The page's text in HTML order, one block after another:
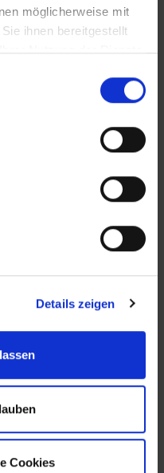
möglicherweise mit
ihnen bereitgestellt
Nutzung der Dienste
Details zeigen
Cookies